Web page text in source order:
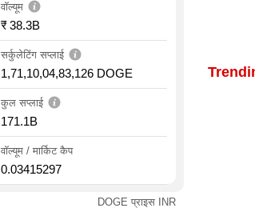
वॉल्यूम
₹ 38.3B
सर्कुलेटिंग सप्लाई
1,71,10,04,83,126 DOGE
कुल सप्लाई
171.1B
वॉल्यूम / मार्किट कैप
0.03415297
DOGE प्राइस INR